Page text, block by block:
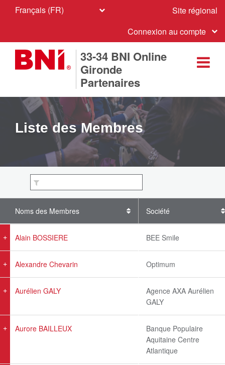
Français (FR)
Site régional
Connexion au compte
33-34 BNI Online
Gironde
Partenaires
Liste des Membres
Noms des Membres Société
Alain BOSSIERE BEE Smile
Alexandre Chevarin Optimum
Aurélien GALY
Agence AXA Aurélien
GALY
Aurore BAILLEUX
Banque Populaire
Aquitaine Centre
Atlantique